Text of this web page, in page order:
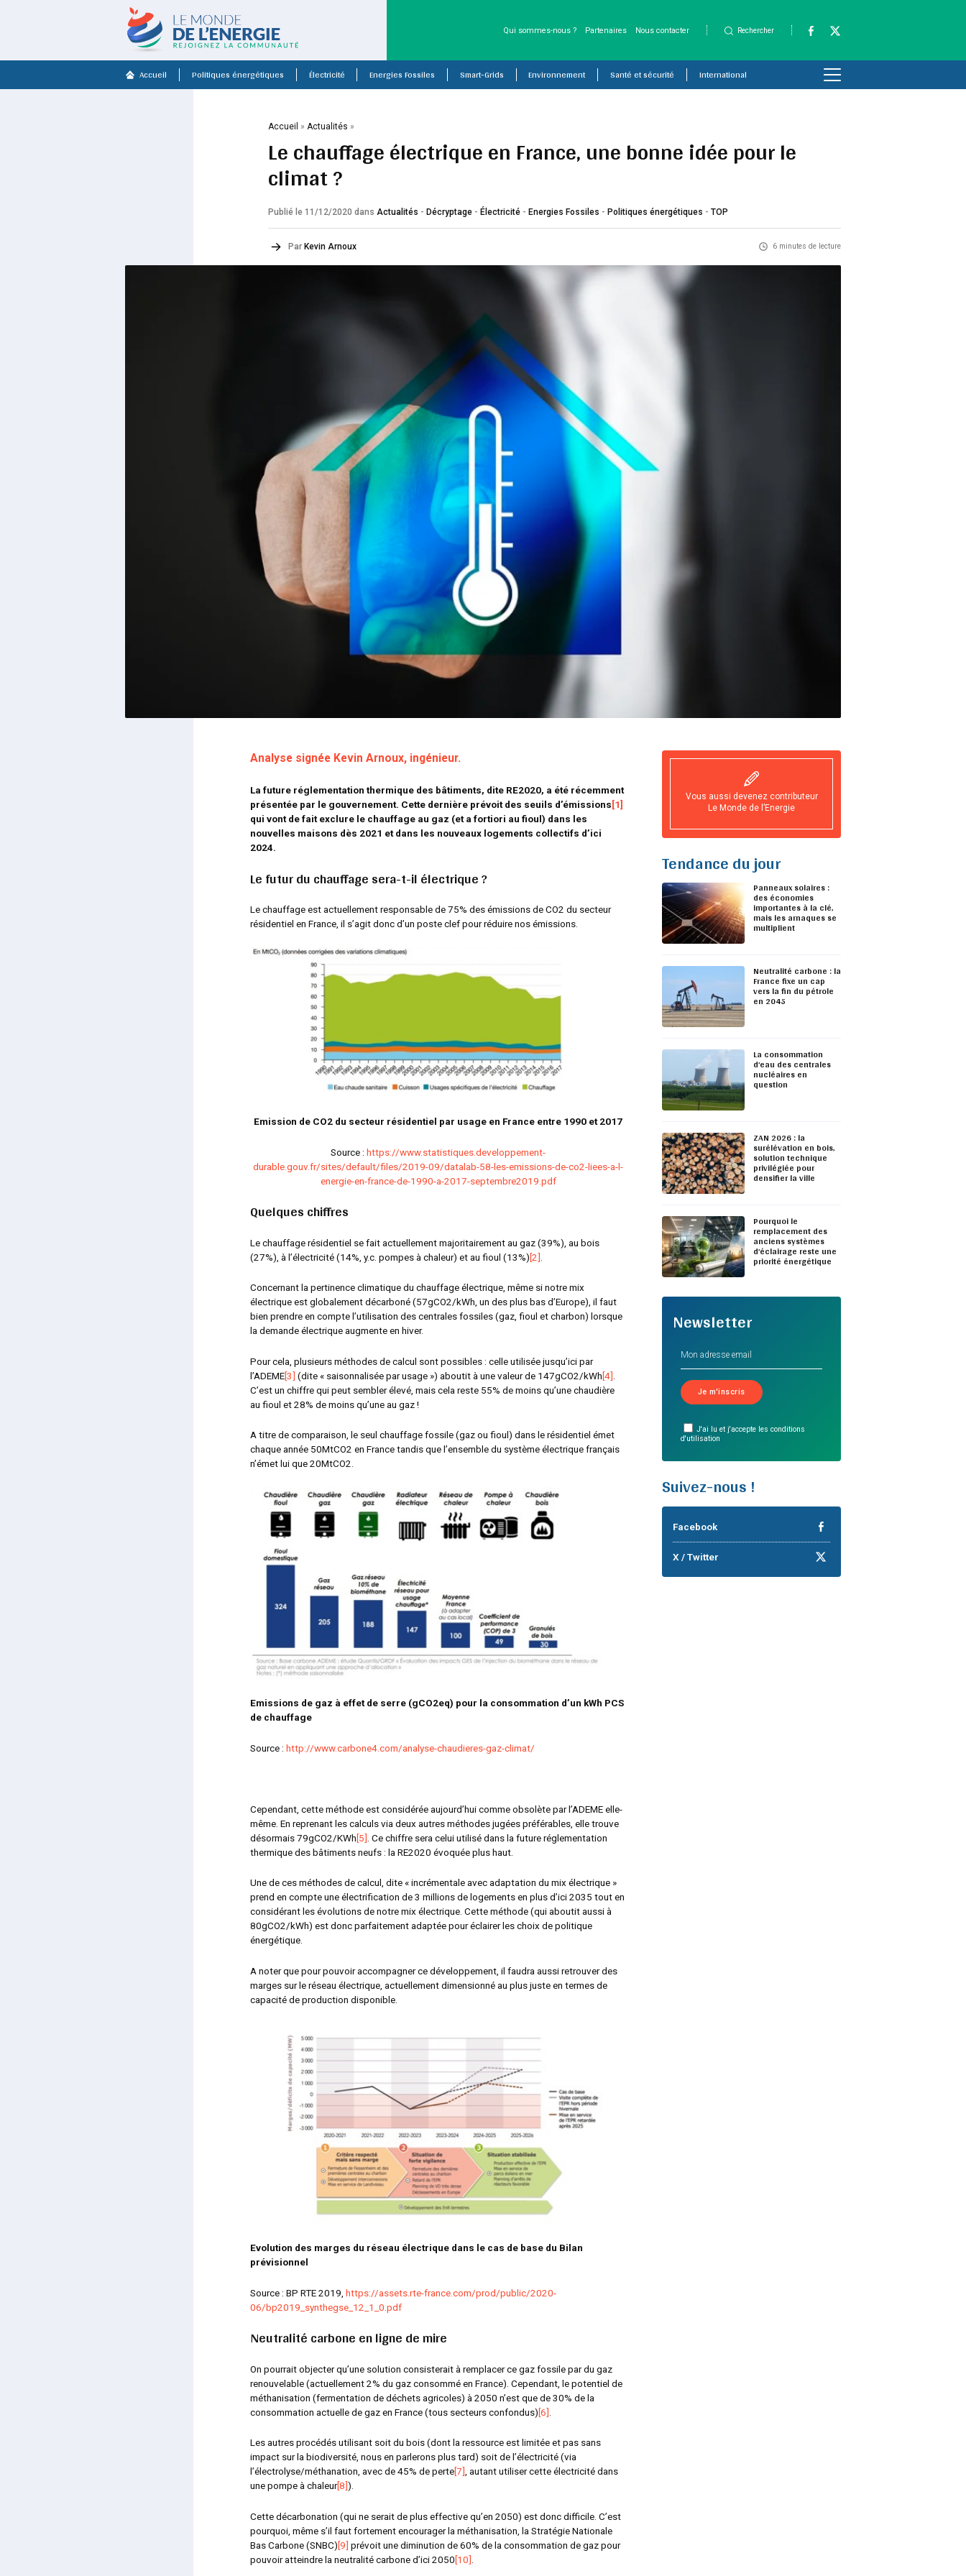
Qui sommes-nous ? Partenaires Nous contacter Rechercher
Accueil Politiques énergétiques Électricité Energies Fossiles Smart-Grids Environnement Santé et sécurité International
Accueil »Actualités »
Le chauffage électrique en France, une bonne idée pour le
climat ?
Publié le 11/12/2020dans Actualités -Décryptage -Électricité -Energies Fossiles -Politiques énergétiques -TOP
Par Kevin Arnoux 6 minutes de lecture
Analyse signée Kevin Arnoux, ingénieur.
La future réglementation thermique des bâtiments, dite RE2020, a été récemment
présentée par le gouvernement. Cette dernière prévoit des seuils d’émissions [1]
qui vont de fait exclure le chauffage au gaz (et a fortiori au fioul) dans les
nouvelles maisons dès 2021 et dans les nouveaux logements collectifs d’ici
2024.
Le futur du chauffage sera-t-il électrique ?
Le chauffage est actuellement responsable de 75% des émissions de CO2 du secteur
résidentiel en France, il s’agit donc d’un poste clef pour réduire nos émissions.
Emission de CO2 du secteur résidentiel par usage en France entre 1990 et 2017
Source :https://www.statistiques.developpement-
durable.gouv.fr/sites/default/files/2019-09/datalab-58-les-emissions-de-co2-liees-a-l-
energie-en-france-de-1990-a-2017-septembre2019.pdf
Quelques chiffres
Le chauffage résidentiel se fait actuellement majoritairement au gaz (39%), au bois
(27%), à l’électricité (14%, y.c. pompes à chaleur) et au fioul (13%)[2]
Concernant la pertinence climatique du chauffage électrique, même si notre mix
électrique est globalement décarboné (57gCO2/kWh, un des plus bas d’Europe), il faut
bien prendre en compte l’utilisation des centrales fossiles (gaz, fioul et charbon) lorsque
la demande électrique augmente en hiver.
Pour cela, plusieurs méthodes de calcul sont possibles : celle utilisée jusqu’ici par
l’ADEME[3] (dite « saisonnalisée par usage ») aboutit à une valeur de 147gCO2/kWh[4]
C’est un chiffre qui peut sembler élevé, mais cela reste 55% de moins qu’une chaudière
au fioul et 28% de moins qu’une au gaz !
A titre de comparaison, le seul chauffage fossile (gaz ou fioul) dans le résidentiel émet
chaque année 50MtCO2 en France tandis que l’ensemble du système électrique français
n’émet lui que 20MtCO2.
Emissions de gaz à effet de serre (gCO2eq) pour la consommation d’un kWh PCS
de chauffage
Source :http://www.carbone4.com/analyse-chaudieres-gaz-climat/
Cependant, cette méthode est considérée aujourd’hui comme obsolète par l’ADEME elle-
même. En reprenant les calculs via deux autres méthodes jugées préférables, elle trouve
désormais 79gCO2/KWh[5] . Ce chiffre sera celui utilisé dans la future réglementation
thermique des bâtiments neufs : la RE2020 évoquée plus haut.
Une de ces méthodes de calcul, dite « incrémentale avec adaptation du mix électrique »
prend en compte une électrification de 3 millions de logements en plus d’ici 2035 tout en
considérant les évolutions de notre mix électrique. Cette méthode (qui aboutit aussi à
80gCO2/kWh) est donc parfaitement adaptée pour éclairer les choix de politique
énergétique.
A noter que pour pouvoir accompagner ce développement, il faudra aussi retrouver des
marges sur le réseau électrique, actuellement dimensionné au plus juste en termes de
capacité de production disponible.
Evolution des marges du réseau électrique dans le cas de base du Bilan
prévisionnel
Source : BP RTE 2019,https://assets.rte-france.com/prod/public/2020-
06/bp2019_synthegse_12_1_0.pdf
Neutralité carbone en ligne de mire
On pourrait objecter qu’une solution consisterait à remplacer ce gaz fossile par du gaz
renouvelable (actuellement 2% du gaz consommé en France). Cependant, le potentiel de
méthanisation (fermentation de déchets agricoles) à 2050 n’est que de 30% de la
consommation actuelle de gaz en France (tous secteurs confondus)[6]
Les autres procédés utilisant soit du bois (dont la ressource est limitée et pas sans
impact sur la biodiversité, nous en parlerons plus tard) soit de l’électricité (via
l’électrolyse/méthanation, avec de 45% de perte[7] , autant utiliser cette électricité dans
une pompe à chaleur[8]).
Cette décarbonation (qui ne serait de plus effective qu’en 2050) est donc difficile. C’est
pourquoi, même s’il faut fortement encourager la méthanisation, la Stratégie Nationale
Bas Carbone (SNBC)[9] prévoit une diminution de 60% de la consommation de gaz pour
pouvoir atteindre la neutralité carbone d’ici 2050[10]
Vous aussi devenez contributeur
Le Monde de l’Energie
Tendance du jour
Panneaux solaires :
des économies
importantes à la clé,
mais les arnaques se
multiplient
Neutralité carbone : la
France fixe un cap
vers la fin du pétrole
en 2045
La consommation
d’eau des centrales
nucléaires en
question
ZAN 2026 : la
surélévation en bois,
solution technique
privilégiée pour
densifier la ville
Pourquoi le
remplacement des
anciens systèmes
d’éclairage reste une
priorité énergétique
Newsletter
J'ai lu et j'accepte les conditions
d'utilisation
Suivez-nous !
Facebook
X / Twitter